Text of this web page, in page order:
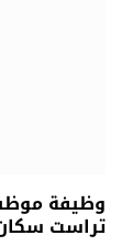
وظيفة
تراست سكان للأشعة 2026..